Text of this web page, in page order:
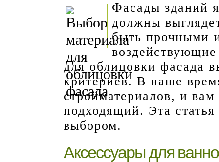
Фасады зданий
должны
быть прочными
для облицовки фасада
критериев. В наше
стройматериалов, и
подходящий. Эта
выбором.
Аксессуары для